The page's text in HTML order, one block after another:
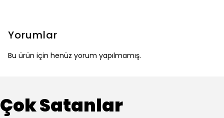
Yorumlar
Bu ürün için henüz yorum yapılmamış.
Çok Satanlar